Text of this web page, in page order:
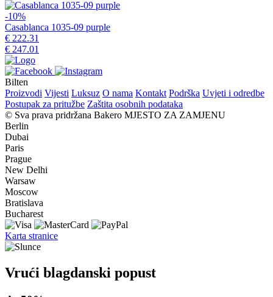
-10%
Casablanca 1035-09 purple
€ 222.31
€ 247.01
Bilten
Proizvodi Vijesti Luksuz O nama Kontakt Podrška Uvjeti i odredbe
Postupak za pritužbe Zaštita osobnih podataka
© Sva prava pridržana Bakero MJESTO ZA ZAMJENU
Berlin
Dubai
Paris
Prague
New Delhi
Warsaw
Moscow
Bratislava
Bucharest
Karta stranice
Vrući blagdanski popust